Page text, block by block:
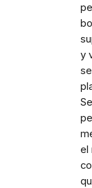
y
el